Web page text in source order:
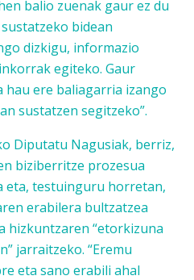
balio zuenak gaur ez du
bidean
dizkigu, informazio
egiteko. Gaur
ere baliagarria izango
sustatzen segitzeko”.
Diputatu Nagusiak, berriz,
biziberritze prozesua
eta, testuinguru horretan,
erabilera bultzatzea
hizkuntzaren “etorkizuna
jarraitzeko. “Eremu
eta sano erabili ahal